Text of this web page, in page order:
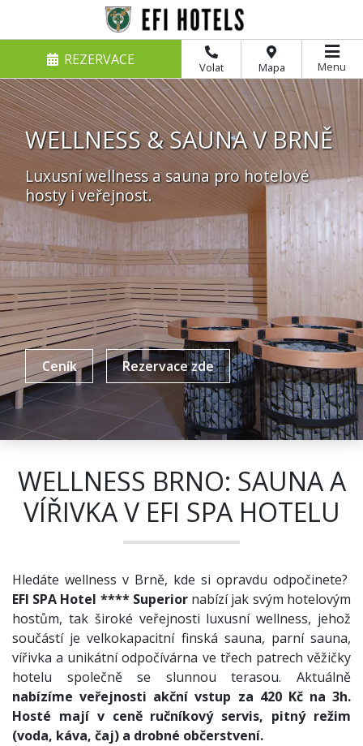
Volat Mapa
REZERVACE Menu
WELLNESS & SAUNA V BRNĚ
Luxusní wellness a sauna pro hotelové
hosty i veřejnost.
Ceník Rezervace zde
WELLNESS BRNO: SAUNA A
VÍŘIVKA V EFI SPA HOTELU
Hledáte wellness v Brně, kde si opravdu odpočinete?
EFI SPA Hotel ****Superiornabízí jak svým hotelovým
hostům, tak široké veřejnosti luxusní wellness, jehož
součástí je velkokapacitní finská sauna, parní sauna,
vířivka a unikátní odpočívárna ve třech patrech věžičky
hotelu společně se slunnou terasou. Aktuálně
nabízíme veřejnosti akční vstup za 420 Kč na 3h.
Hosté mají v ceně ručníkový servis, pitný režim
(voda, káva, čaj) a drobné občerstvení.